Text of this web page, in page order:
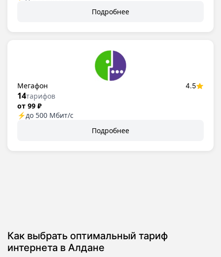
Подробнее
Мегафон 4.5
14тарифов
от 99 ₽
⚡до 500 Мбит/с
Подробнее
Как выбрать оптимальный тариф
интернета в Алдане